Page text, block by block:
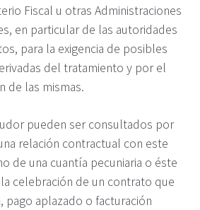
Fiscal u otras Administraciones
en particular de las autoridades
para la exigencia de posibles
del tratamiento y por el
de las mismas.
pueden ser consultados por
relación contractual con este
de una cuantía pecuniaria o éste
celebración de un contrato que
pago aplazado o facturación